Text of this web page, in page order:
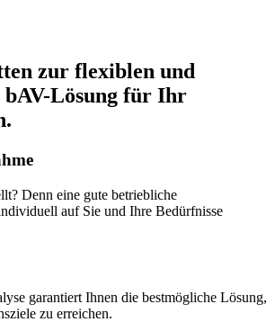
zur flexiblen und
Lösung für Ihr
Denn eine gute betriebliche
auf Sie und Ihre Bedürfnisse
garantiert Ihnen die bestmögliche Lösung,
zu erreichen.